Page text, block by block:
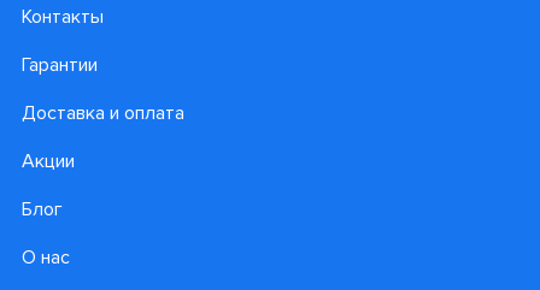
Контакты
Гарантии
Доставка и оплата
Акции
Блог
О нас